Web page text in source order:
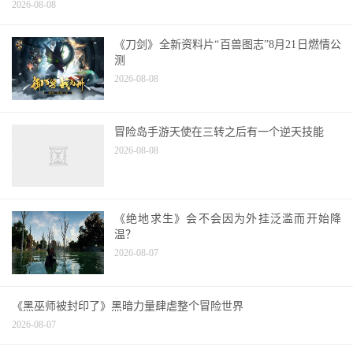
2026-08-08
《刀剑》全新资料片“百兽图志”8月21日燃情公
测
2026-08-08
冒险岛手游天使在三转之后有一个逆天技能
2026-08-08
《绝地求生》会不会因为外挂泛滥而开始降
温？
2026-08-07
《黑巫师被封印了》黑暗力量肆虐整个冒险世界
2026-08-07